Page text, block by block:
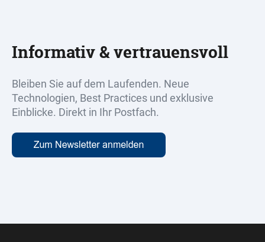
Informativ & vertrauensvoll
Bleiben Sie auf dem Laufenden. Neue
Technologien, Best Practices und exklusive
Einblicke. Direkt in Ihr Postfach.